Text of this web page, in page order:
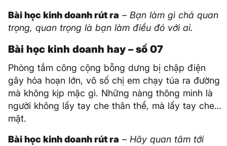
Bài học kinh doanh rút ra – Bạn làm gì chả quan
trọng, quan trọng là bạn làm điều đó với ai.
Bài học kinh doanh hay – số 07
Phòng tắm công cộng bỗng dưng bị chập điện
gây hỏa hoạn lớn, vô số chị em chạy túa ra đường
mà không kịp mặc gì. Những nàng thông minh là
người không lấy tay che thân thể, mà lấy tay che…
mặt.
Bài học kinh doanh rút ra – Hãy quan tâm tới